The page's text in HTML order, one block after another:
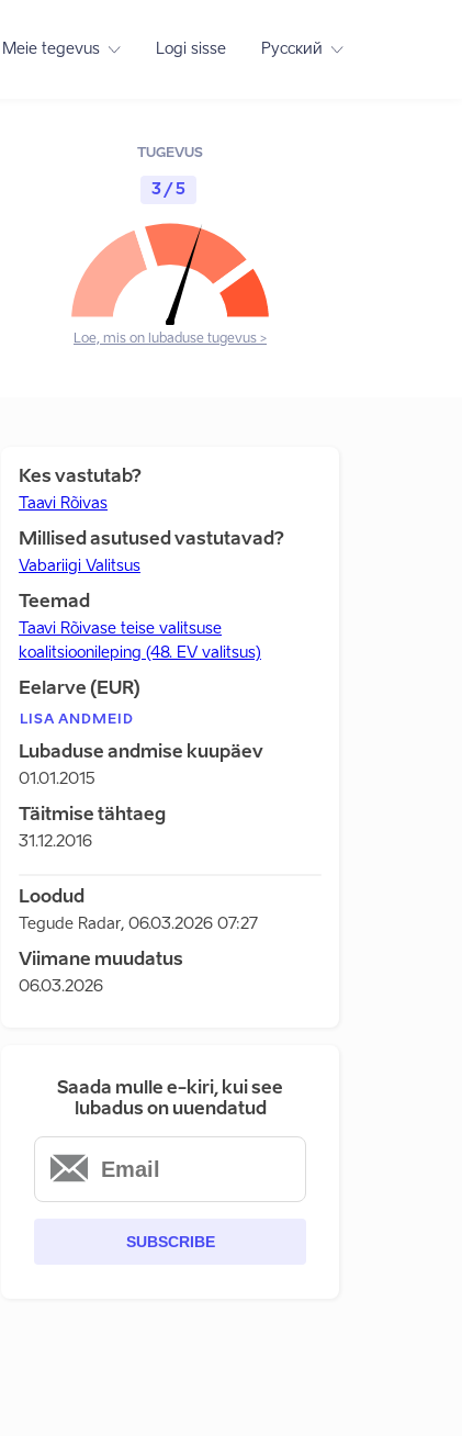
Meie tegevus Logi sisse Русский
TUGEVUS
3 / 5
Loe, mis on lubaduse tugevus >
Kes vastutab?
Taavi Rõivas
Millised asutused vastutavad?
Vabariigi Valitsus
Teemad
Taavi Rõivase teise valitsuse
koalitsioonileping (48. EV valitsus)
Eelarve (EUR)
LISA ANDMEID
Lubaduse andmise kuupäev
01.01.2015
Täitmise tähtaeg
31.12.2016
Loodud
Tegude Radar, 06.03.2026 07:27
Viimane muudatus
06.03.2026
Saada mulle e-kiri, kui see
lubadus on uuendatud
SUBSCRIBE